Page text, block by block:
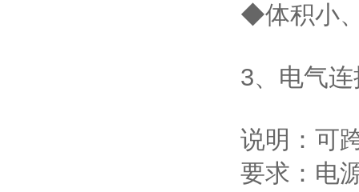
◆体积小
3、电气
说明：可
要求：电